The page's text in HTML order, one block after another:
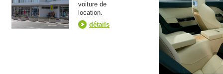
voiture de
location.
détails